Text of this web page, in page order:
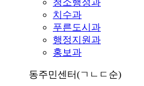
청소행정과
치수과
푸른도시과
행정지원과
홍보과
동주민센터(ㄱㄴㄷ순)